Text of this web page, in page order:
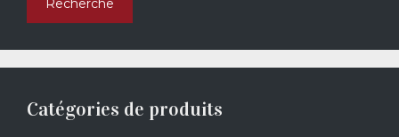
Catégories de produits